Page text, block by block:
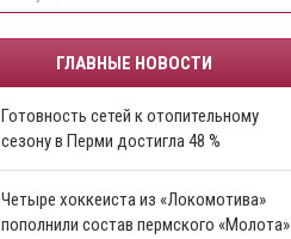
ГЛАВНЫЕ НОВОСТИ
Готовность сетей к отопительному
сезону в Перми достигла 48 %
Четыре хоккеиста из «Локомотива»
пополнили состав пермского «Молота»